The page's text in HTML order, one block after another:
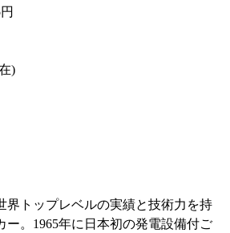
)
界トップレベルの実績と技術力を持
ー。1965年に日本初の発電設備付ご